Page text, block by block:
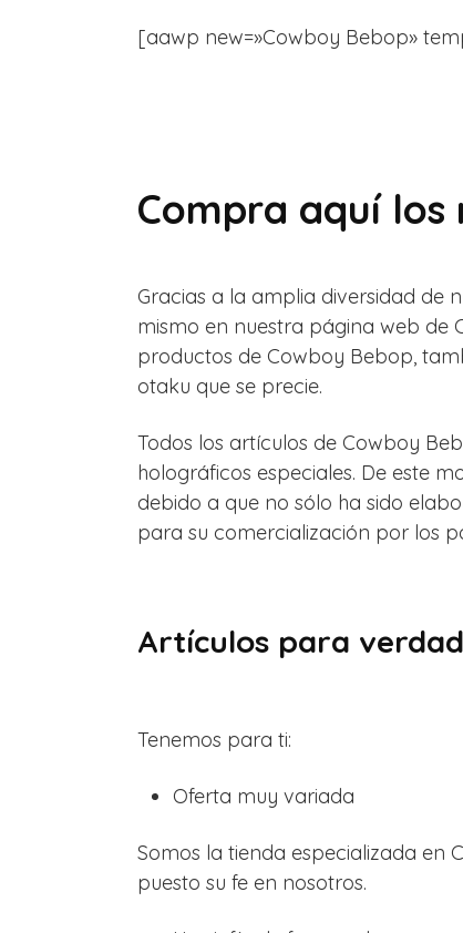
[aawp new=»Cowboy Bebop»
Compra aquí los
Gracias a la amplia diversidad de
mismo en nuestra página web de
productos de Cowboy Bebop,
otaku que se precie.
Todos los artículos de Cowboy
holográficos especiales. De este
debido a que no sólo ha sido
para su comercialización por los
Artículos para
Tenemos para ti:
Oferta muy variada
Somos la tienda especializada en
puesto su fe en nosotros.